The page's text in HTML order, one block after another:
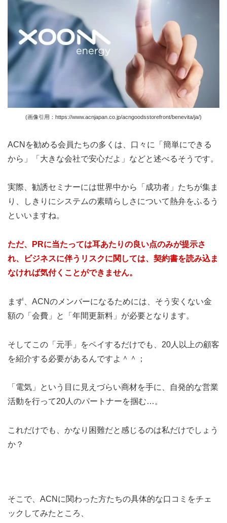
(画像引用：https://www.acnjapan.co.jp/acngoodsstorefront/benevita/ja/)
ACNを勧める会員たちの多くは、口々に「簡単にできる
から」「大きな会社で安心だよ」などと述べるそうです。
実際、勧誘セミナーには世界中から「成功者」たちが集ま
り、しきりにシステムの素晴らしさについて熱弁をふるう
といいますね。
ただ、PRに当たっては耳あたりの良い点のみが提示さ
れ、ビジネスに伴うリスクに関しては、契約書を読み込ま
なければ気付くことができません。
まず、ACNのメンバーになるためには、そう安くない金
額の「会費」と「年間更新料」が必要となります。
そしてこの「元手」をペイするだけでも、20人以上の顧客
を紹介する必要があるんですよ＾＾；
「電気」という目に見えづらい商材を手に、自発的な営業
活動を行って20人のパートナーを掴む…。
これだけでも、かなり困難だと感じるのは私だけでしょう
か？
そこで、ACNに関わった方たちの具体的な口コミをチェ
ックしてみたところ、